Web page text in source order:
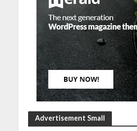
Advertisement Small